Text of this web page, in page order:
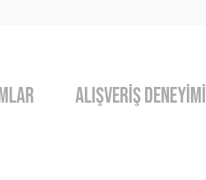
Alışveriş Deneyimi